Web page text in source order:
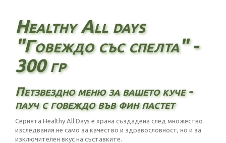
Healthy All days
"Говеждо със спелта" -
300 гр
Петзвездно меню за вашето куче -
пауч с говеждо във фин пастет
Серията Healthy All Days е храна създадена след множество
изследвания не само за качество и здравословност, но и за
изключителен вкус на съставките.